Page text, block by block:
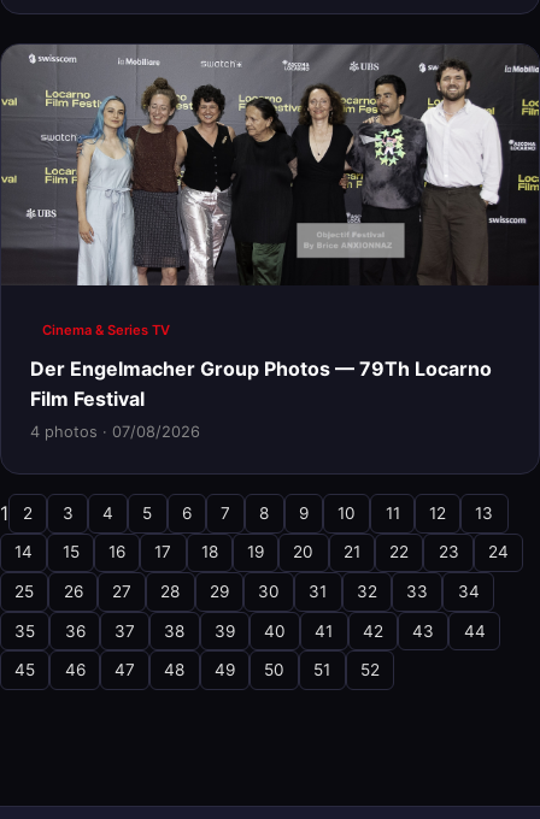
Cinema & Series TV
Der Engelmacher Group Photos — 79Th Locarno
Film Festival
4 photos · 07/08/2026
1 2 3 4 5 6 7 8 9 10 11 12 13
14 15 16 17 18 19 20 21 22 23 24
25 26 27 28 29 30 31 32 33 34
35 36 37 38 39 40 41 42 43 44
45 46 47 48 49 50 51 52